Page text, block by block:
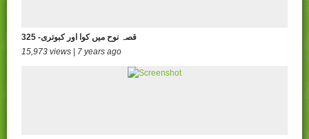
325 -قصہ نوح میں کوا اور کبوتری
15,973 views | 7 years ago